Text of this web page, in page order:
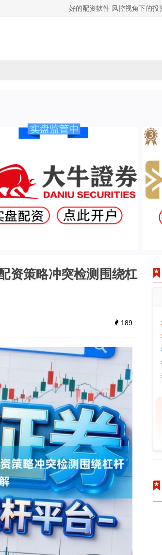
好的配资软件 风控视角下的
资策略冲突检测围绕杠
189